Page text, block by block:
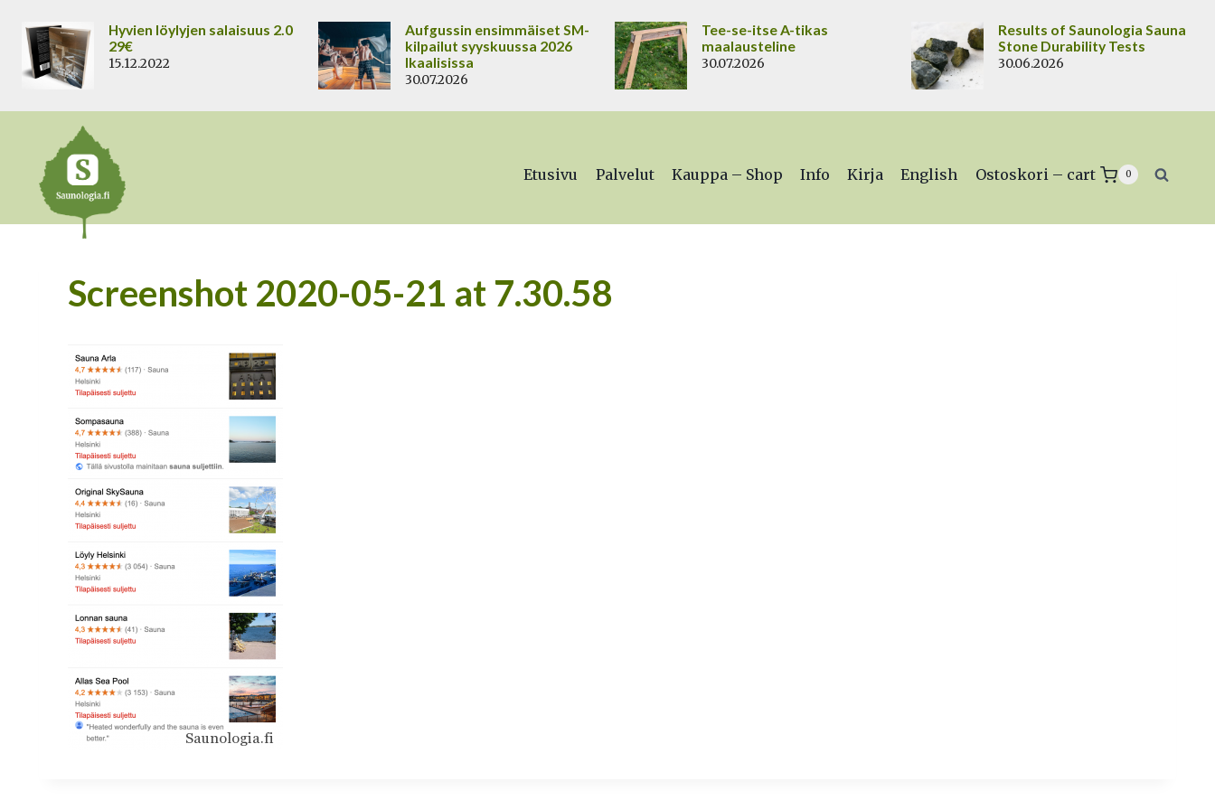
sisältöön
Hyvien löylyjen salaisuus 2.0
29€
15.12.2022
Aufgussin ensimmäiset SM-
kilpailut syyskuussa 2026
Ikaalisissa
30.07.2026
Tee-se-itse A-tikas
maalausteline
30.07.2026
Results of Saunologia Sauna
Stone Durability Tests
30.06.2026
Etusivu Palvelut Kauppa – Shop Info Kirja English Ostoskori – cart 0
Screenshot 2020-05-21 at 7.30.58